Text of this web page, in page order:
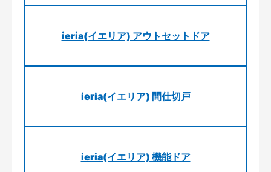
ieria(イエリア) アウトセットドア
ieria(イエリア) 間仕切戸
ieria(イエリア) 機能ドア